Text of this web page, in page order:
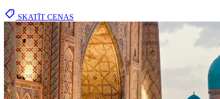
SKATĪT CENAS